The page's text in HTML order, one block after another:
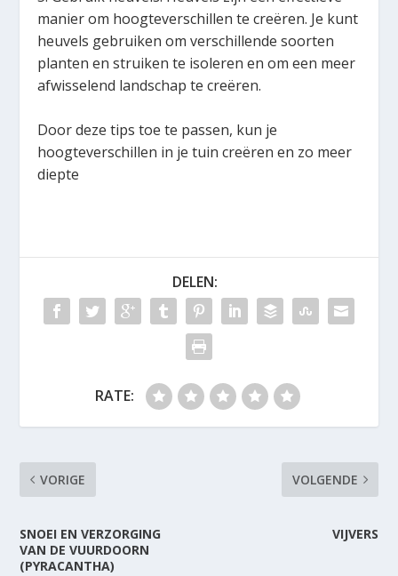
manier om hoogteverschillen te creëren. Je kunt
heuvels gebruiken om verschillende soorten
planten en struiken te isoleren en om een meer
afwisselend landschap te creëren.
Door deze tips toe te passen, kun je
hoogteverschillen in je tuin creëren en zo meer
diepte
DELEN:
RATE:
VORIGE
SNOEI EN VERZORGING
VAN DE VUURDOORN
(PYRACANTHA)
VOLGENDE
VIJVERS